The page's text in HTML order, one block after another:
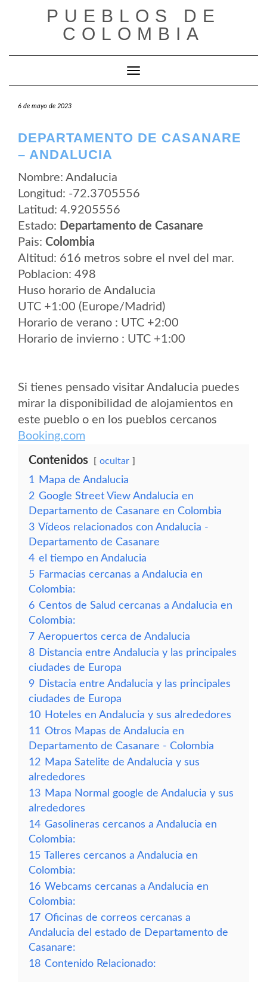
PUEBLOS DE
COLOMBIA
Cambiar modo de navegación
6 de mayo de 2023
DEPARTAMENTO DE CASANARE
– ANDALUCIA
Nombre: Andalucia
Longitud: -72.3705556
Latitud: 4.9205556
Estado: Departamento de Casanare
Pais: Colombia
Altitud: 616 metros sobre el nvel del mar.
Poblacion: 498
Huso horario de Andalucia
UTC +1:00 (Europe/Madrid)
Horario de verano : UTC +2:00
Horario de invierno : UTC +1:00
Si tienes pensado visitar Andalucia puedes
mirar la disponibilidad de alojamientos en
este pueblo o en los pueblos cercanos
Booking.com
Contenidos ocultar
1
Mapa de Andalucia
2 Google Street View Andalucia en
Departamento de Casanare en Colombia
3 Vídeos relacionados con Andalucia -
Departamento de Casanare
4 el tiempo en Andalucia
5 Farmacias cercanas a Andalucia en
Colombia:
6 Centos de Salud cercanas a Andalucia en
Colombia:
7 Aeropuertos cerca de Andalucia
8 Distancia entre Andalucia y las principales
ciudades de Europa
9 Distacia entre Andalucia y las principales
ciudades de Europa
10 Hoteles en Andalucia y sus alrededores
11 Otros Mapas de Andalucia en
Departamento de Casanare - Colombia
12 Mapa Satelite de Andalucia y sus
alrededores
13 Mapa Normal google de Andalucia y sus
alrededores
14 Gasolineras cercanos a Andalucia en
Colombia:
15 Talleres cercanos a Andalucia en
Colombia:
16 Webcams cercanas a Andalucia en
Colombia:
17 Oficinas de correos cercanas a
Andalucia del estado de Departamento de
Casanare:
18 Contenido Relacionado: